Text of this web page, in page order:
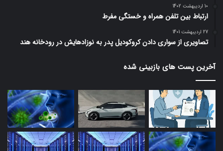
10 اردیبهشت 1402
ارتباط بین تلفن همراه و خستگی مفرط
27 اردیبهشت 1401
تصاویری از سواری دادن کروکودیل پدر به نوزادهایش در رودخانه هند
آخرین پست های بازبینی شده